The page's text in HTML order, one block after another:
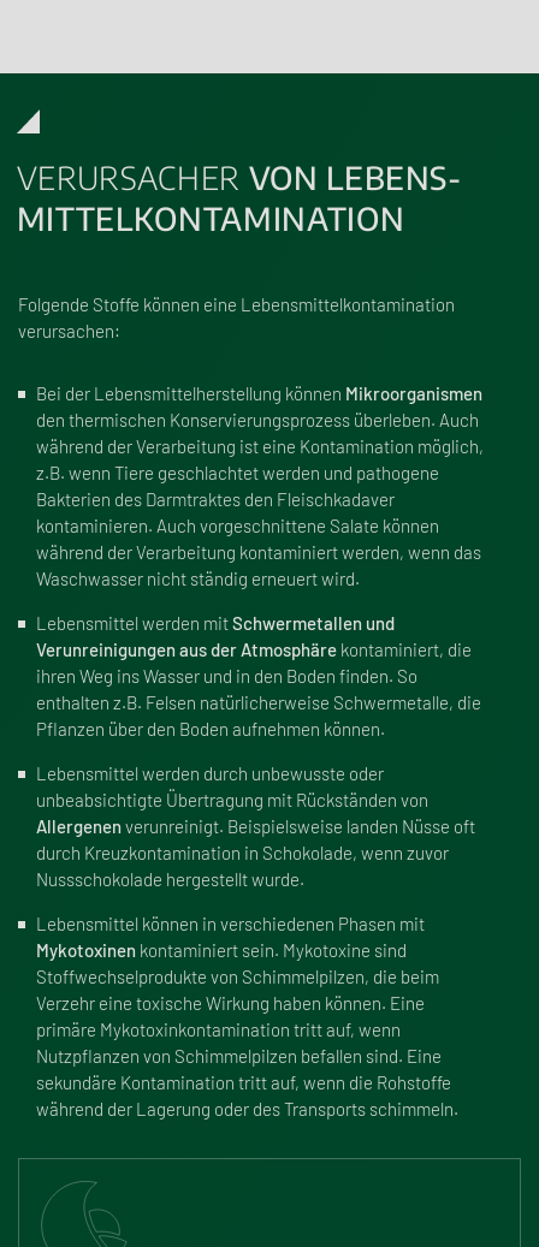
VERURSACHER VON LEBENS­
MITTEL­KONTA­MI­NA­TION
Folgende Stoffe können eine Lebensmittelkontamination
verursachen:
Bei der Lebensmittelherstellung können Mikroorganismen
den thermischen Konservierungsprozess überleben. Auch
während der Verarbeitung ist eine Kontamination möglich,
z.B. wenn Tiere geschlachtet werden und pathogene
Bakterien des Darmtraktes den Fleischkadaver
kontaminieren. Auch vorgeschnittene Salate können
während der Verarbeitung kontaminiert werden, wenn das
Waschwasser nicht ständig erneuert wird.
Lebensmittel werden mitSchwermetallen und
Verunreinigungen aus der Atmosphäre kontaminiert, die
ihren Weg ins Wasser und in den Boden finden. So
enthalten z.B. Felsen natürlicherweise Schwermetalle, die
Pflanzen über den Boden aufnehmen können.
Lebensmittel werden durch unbewusste oder
unbeabsichtigte Übertragung mit Rückständen von
Allergenenverunreinigt. Beispielsweise landen Nüsse oft
durch Kreuzkontamination in Schokolade, wenn zuvor
Nussschokolade hergestellt wurde.
Lebensmittel können in verschiedenen Phasen mit
Mykotoxinen kontaminiert sein. Mykotoxine sind
Stoffwechselprodukte von Schimmelpilzen, die beim
Verzehr eine toxische Wirkung haben können. Eine
primäre Mykotoxinkontamination tritt auf, wenn
Nutzpflanzen von Schimmelpilzen befallen sind. Eine
sekundäre Kontamination tritt auf, wenn die Rohstoffe
während der Lagerung oder des Transports schimmeln.